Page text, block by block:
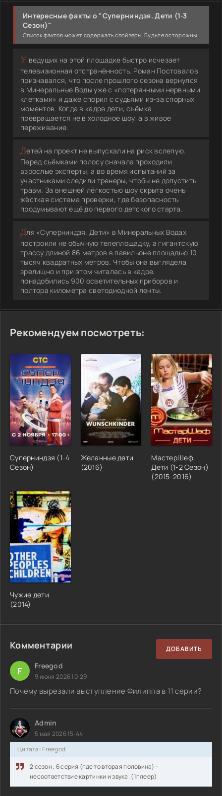
Интересные факты о "Суперниндзя. Дети (1-3
Сезон)"
Список фактов может содержать спойлеры. Будьте осторожны.
У ведущих на этой площадке быстро исчезает
телевизионная отстранённость. Роман Постовалов
признавался, что после прошлого сезона вернулся
в Минеральные Воды уже с «потерянными нервными
клетками» и даже спорил с судьями из-за спорных
моментов. Когда в кадре дети, съёмка
превращается не в холодное шоу, а в живое
переживание.
Детей на проект не выпускали на риск вслепую.
Перед съёмками полосу сначала проходили
взрослые эксперты, а во время испытаний за
участниками следили тренеры, чтобы не допустить
травм. За внешней лёгкостью шоу скрыта очень
жёсткая система проверки, где безопасность
продумывают ещё до первого детского старта.
Для «Суперниндзя. Дети» в Минеральных Водах
построили не обычную телеплощадку, а гигантскую
трассу длиной 86 метров в павильоне площадью 10
тысяч квадратных метров. Чтобы она выглядела
зрелищно и при этом читалась в кадре,
понадобились 900 осветительных приборов и
полтора километра светодиодной ленты.
Рекомендуем посмотреть:
Суперниндзя (1-4
Сезон)
Желанные дети
(2016)
МастерШеф.
Дети (1-2 Сезон)
(2015-2016)
Чужие дети
(2014)
Комментарии ДОБАВИТЬ
F Freegod
9 июня 2026 10:29
Почему вырезали выступление Филиппа в 11 серии?
Admin
5 мая 2026 15:44
Цитата: Freegod
2 сезон , 6 серия (где то вторая половина) -
несоответствие картинки и звука. (1плеер)